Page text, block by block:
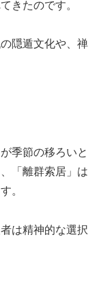
きたのです。
隠遁文化や、禅
季節の移ろいと
「離群索居」は
。
は精神的な選択